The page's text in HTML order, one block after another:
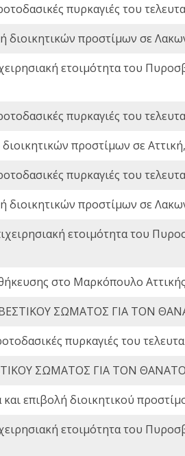
πυρκαγιές του
διοικητικών προστίμων σε
ετοιμότητα του
πυρκαγιές του
προστίμων σε
πυρκαγιές του
διοικητικών προστίμων σε
ετοιμότητα του
στο Μαρκόπουλο Αττικής
ΣΩΜΑΤΟΣ ΓΙΑ ΤΟΝ
πυρκαγιές του
ΣΩΜΑΤΟΣ ΓΙΑ ΤΟΝ
επιβολή διοικητικού
ετοιμότητα του